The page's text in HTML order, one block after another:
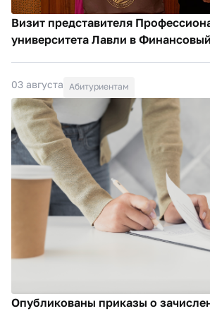
Визит представителя
университета Лавли в
03 августа Абитуриентам
Опубликованы приказы о